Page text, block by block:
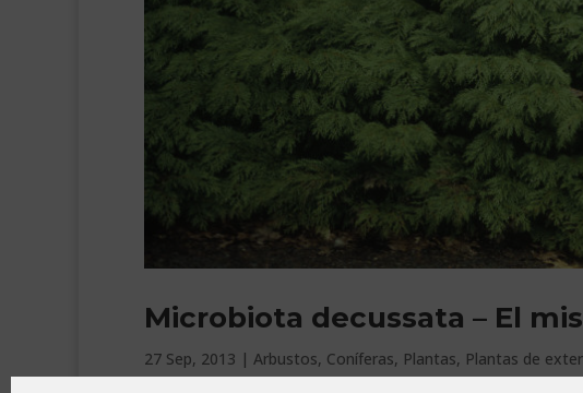
Microbiota decussata – El
27 Sep, 2013 | Arbustos, Coníferas, Plantas, Plantas de